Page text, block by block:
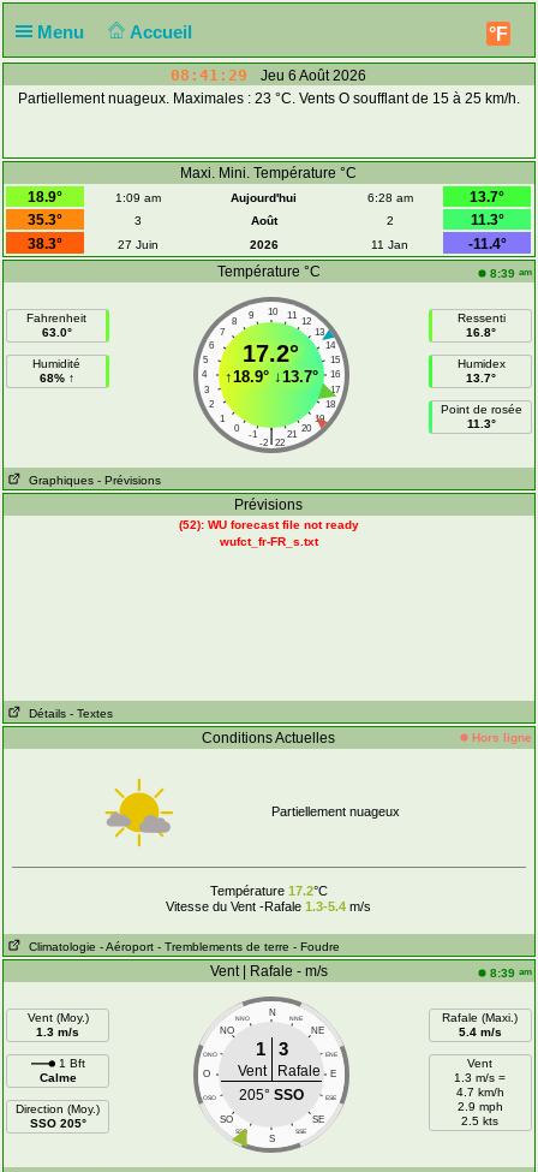
Menu Accueil °F
08:41:29
Jeu 6 Août 2026
Partiellement nuageux. Maximales : 23 °C. Vents O soufflant de 15 à 25 km/h.
Maxi. Mini. Température °C
18.9°
1:09 am Aujourd'hui 6:28 am
13.7°
35.3°
3 Août 2
11.3°
38.3°
27 Juin 2026 11 Jan
-11.4°
Température °C
8:39 am
Fahrenheit
63.0°
Humidité
68% ↑
10
9 11
8
12
7
13
6
14
5
15
4
16
3
17
2
18
1
19
0
20
-1 21
|
-2 22
17.2°
↑18.9°↓13.7°
Ressenti
16.8°
Humidex
13.7°
Point de rosée
11.3°
Graphiques - Prévisions
Prévisions
(52): WU forecast file not ready
wufct_fr-FR_s.txt
Détails - Textes
Conditions Actuelles Hors ligne
Partiellement nuageux
Température 17.2°C
Vitesse du Vent -Rafale1.3-5.4 m/s
Climatologie - Aéroport - Tremblements de terre - Foudre
Vent | Rafale - m/s 8:39 am
Vent (Moy.)
1.3 m/s
1 Bft
Calme
Direction (Moy.)
SSO 205°
N
NNO NNE
NO NE
ONO ENE
O E
OSO ESE
SO SE
SSO SSE
S
1 3
Vent
Rafale
205° SSO
Rafale (Maxi.)
5.4 m/s
Vent
1.3 m/s =
4.7 km/h
2.9 mph
2.5 kts